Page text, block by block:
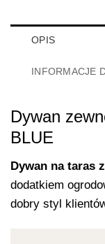
OPIS
INFORMACJE
Dywan
BLUE
Dywan na taras
dodatkiem
dobry styl